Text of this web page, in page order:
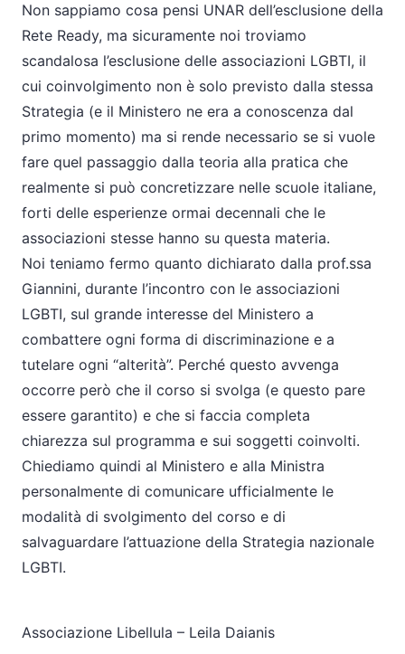
Non sappiamo cosa pensi UNAR dell’esclusione della
Rete Ready, ma sicuramente noi troviamo
scandalosa l’esclusione delle associazioni LGBTI, il
cui coinvolgimento non è solo previsto dalla stessa
Strategia (e il Ministero ne era a conoscenza dal
primo momento) ma si rende necessario se si vuole
fare quel passaggio dalla teoria alla pratica che
realmente si può concretizzare nelle scuole italiane,
forti delle esperienze ormai decennali che le
associazioni stesse hanno su questa materia.
Noi teniamo fermo quanto dichiarato dalla prof.ssa
Giannini, durante l’incontro con le associazioni
LGBTI, sul grande interesse del Ministero a
combattere ogni forma di discriminazione e a
tutelare ogni “alterità”. Perché questo avvenga
occorre però che il corso si svolga (e questo pare
essere garantito) e che si faccia completa
chiarezza sul programma e sui soggetti coinvolti.
Chiediamo quindi al Ministero e alla Ministra
personalmente di comunicare ufficialmente le
modalità di svolgimento del corso e di
salvaguardare l’attuazione della Strategia nazionale
LGBTI.
Associazione Libellula – Leila Daianis